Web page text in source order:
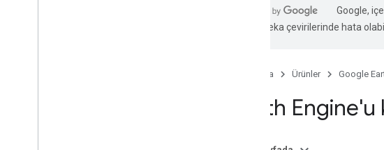
Google,
Yapay zeka çevirilerinde hata
Ana Sayfa Ürünler Google
Earth